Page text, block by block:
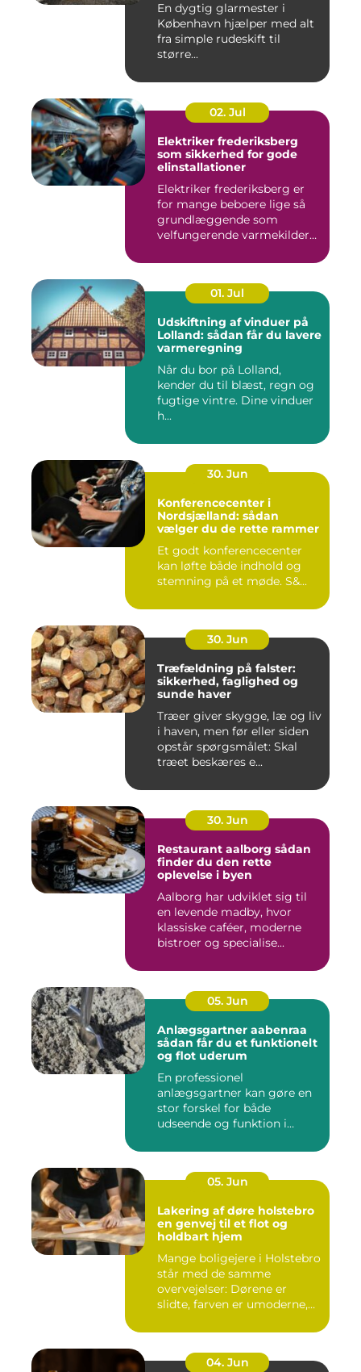
En dygtig glarmester i
København hjælper med alt
fra simple rudeskift til
større...
02. Jul
Elektriker frederiksberg
som sikkerhed for gode
elinstallationer
Elektriker frederiksberg er
for mange beboere lige så
grundlæggende som
velfungerende varmekilder
01. Jul
Udskiftning af vinduer på
Lolland: sådan får du lavere
varmeregning
Når du bor på Lolland,
kender du til blæst, regn og
fugtige vintre. Dine vinduer
h...
30. Jun
Konferencecenter i
Nordsjælland: sådan
vælger du de rette rammer
Et godt konferencecenter
kan løfte både indhold og
stemning på et møde. S&...
30. Jun
Træfældning på falster:
sikkerhed, faglighed og
sunde haver
Træer giver skygge, læ og liv
i haven, men før eller siden
opstår spørgsmålet: Skal
træet beskæres e...
30. Jun
Restaurant aalborg sådan
finder du den rette
oplevelse i byen
Aalborg har udviklet sig til
en levende madby, hvor
klassiske caféer, moderne
bistroer og specialise...
05. Jun
Anlægsgartner aabenraa
sådan får du et funktionelt
og flot uderum
En professionel
anlægsgartner kan gøre en
stor forskel for både
udseende og funktion i
05. Jun
Lakering af døre holstebro
en genvej til et flot og
holdbart hjem
Mange boligejere i Holstebro
står med de samme
overvejelser: Dørene er
slidte, farven er umoderne,
04. Jun